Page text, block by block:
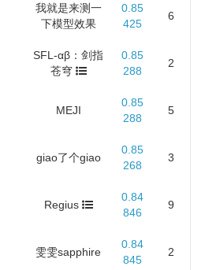
我就是来测一
下模型效果
0.85
425
6
SFL-αβ：剑指
苍穹
0.85
288
2
MEJI
0.85
288
5
giao了个giao
0.85
268
3
Regius
0.84
846
9
雯雯sapphire
0.84
845
2